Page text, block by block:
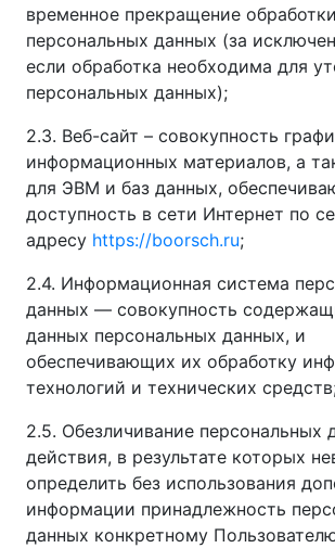
временное прекращение обработки
персональных данных (за
если обработка необходима для
персональных данных);
2.3. Веб-сайт – совокупность
информационных материалов, а
для ЭВМ и баз данных,
доступность в сети Интернет по
адресу https://boorsch.ru;
2.4. Информационная система
данных — совокупность
данных персональных данных, и
обеспечивающих их обработку
технологий и технических
2.5. Обезличивание персональных
действия, в результате которых
определить без использования
информации принадлежность
данных конкретному